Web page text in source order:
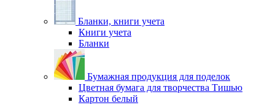
Бланки, книги учета
Книги учета
Бланки
Бумажная продукция для поделок
Цветная бумага для творчества Тишью
Картон белый